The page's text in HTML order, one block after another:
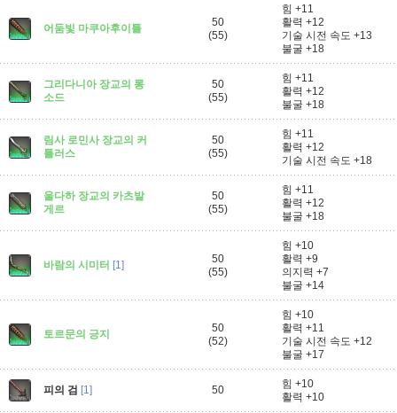
어둠빛 마쿠아후이틀
50
(55)
힘 +11
활력 +12
기술 시전 속도 +13
불굴 +18
그리다니아 장교의 롱
소드
50
(55)
힘 +11
활력 +12
불굴 +18
림사 로민사 장교의 커
틀러스
50
(55)
힘 +11
활력 +12
기술 시전 속도 +18
울다하 장교의 카츠발
게르
50
(55)
힘 +11
활력 +12
불굴 +18
바람의 시미터 [1]
50
(55)
힘 +10
활력 +9
의지력 +7
불굴 +14
토르문의 긍지
50
(52)
힘 +10
활력 +11
기술 시전 속도 +12
불굴 +17
피의 검 [1] 50
힘 +10
활력 +10